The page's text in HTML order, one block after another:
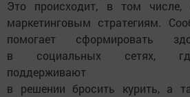
Это происходит, в том числе,
маркетинговым стратегиям.
помогает сформировать
в социальных сетях,
поддерживают
в решении бросить курить, а